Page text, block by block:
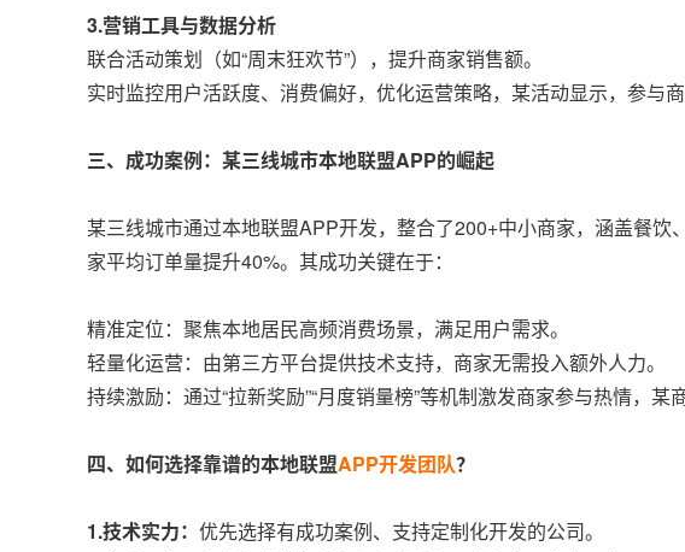
3.营销工具与数据分析
联合活动策划（如“周末狂欢节”），提升商家销售额。
实时监控用户活跃度、消费偏好，优化运营策略，某活动显示，参与
三、成功案例：某三线城市本地联盟APP的崛起
某三线城市通过本地联盟APP开发，整合了200+中小商家，涵盖餐
家平均订单量提升40%。其成功关键在于：
精准定位：聚焦本地居民高频消费场景，满足用户需求。
轻量化运营：由第三方平台提供技术支持，商家无需投入额外人力。
持续激励：通过“拉新奖励”“月度销量榜”等机制激发商家参与热情，
四、如何选择靠谱的本地联盟APP开发团队？
1.技术实力： 优先选择有成功案例、支持定制化开发的公司。